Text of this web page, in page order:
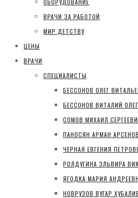
ОБОРУДОВАНИЕ
ВРАЧИ ЗА РАБОТОЙ
МИР ДЕТСТВУ
ЦЕНЫ
ВРАЧИ
СПЕЦИАЛИСТЫ
БЕССОНОВ ОЛЕГ
БЕССОНОВ ВИТАЛИЙ
СОМОВ МИХАИЛ
ПАНОСЯН АРМАН
ЧЕРНАЯ ЕВГЕНИЯ
РОЛДУГИНА ЭЛЬВИРА
ЯГОДКА МАРИЯ
НОВРУЗОВ ВУГАР